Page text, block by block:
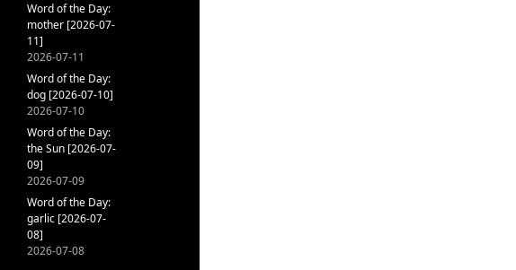
Word of the Day:
mother [2026-07-
11]
2026-07-11
Word of the Day:
dog [2026-07-10]
2026-07-10
Word of the Day:
the Sun [2026-07-
09]
2026-07-09
Word of the Day:
garlic [2026-07-
08]
2026-07-08